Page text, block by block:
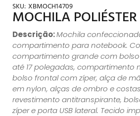
SKU: XBMOCH14709
MOCHILA
Descrição:Mochila
compartimento para notebook.
compartimento grande com
até 17 polegadas, compartimento
bolso frontal com zíper, alça de
em nylon, alças de ombro e
revestimento antitranspirante,
zíper e porta USB lateral. Tecido